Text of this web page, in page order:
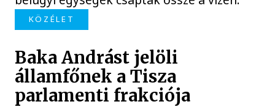
KÖZÉLET
Baka Andrást jelöli
államfőnek a Tisza
parlamenti frakciója